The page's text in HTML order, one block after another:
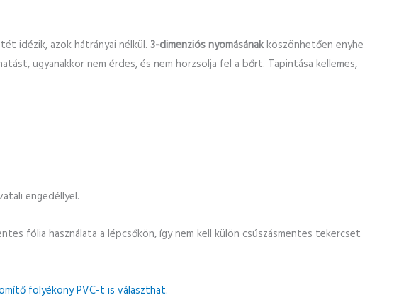
idézik, azok hátrányai nélkül. 3-dimenziós nyomásánakköszönhetően enyhe
ugyanakkor nem érdes, és nem horzsolja fel a bőrt. Tapintása kellemes,
engedéllyel.
fólia használata a lépcsőkön, így nem kell külön csúszásmentes tekercset
folyékony PVC-t is választhat.